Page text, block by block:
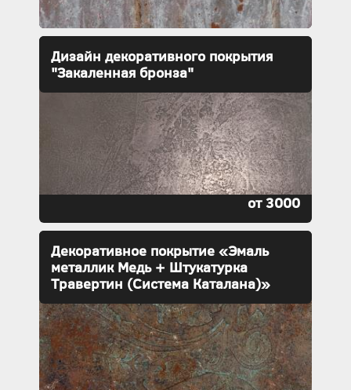
Дизайн декоративного покрытия
"Закаленная бронза"
от 3000
Декоративное покрытие «Эмаль
металлик Медь + Штукатурка
Травертин (Система Каталана)»